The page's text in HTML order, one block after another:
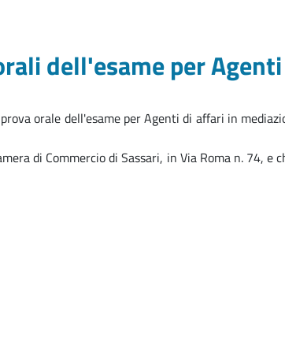
dell'esame per
orale dell'esame per Agenti di affari in
di Commercio di Sassari, in Via Roma n. 74,